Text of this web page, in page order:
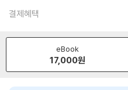
결제혜택
eBook
17,000원